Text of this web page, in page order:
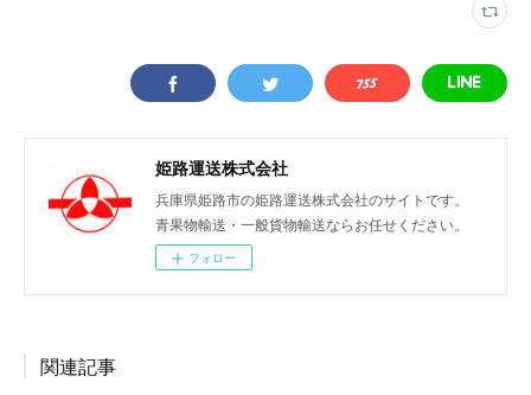
姫路運送株式会社
兵庫県姫路市の姫路運送株式会社のサイトです。
青果物輸送・一般貨物輸送ならお任せください。
フォロー
関連記事